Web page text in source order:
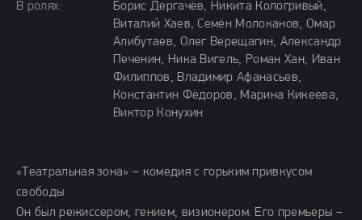
В ролях:
Борис Дергачёв, Никита Кологривый,
Виталий Хаев, Семён Молоканов, Омар
Алибутаев, Олег Верещагин, Александр
Печенин, Ника Вигель, Роман Хан, Иван
Филиппов, Владимир Афанасьев,
Константин Фёдоров, Марина Кикеева,
Виктор Конухин
«Театральная зона» – комедия с горьким привкусом
свободы
Он был режиссером, гением, визионером. Его премьеры –